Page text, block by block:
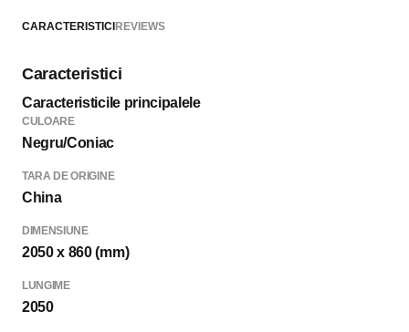
CARACTERISTICI REVIEWS
Caracteristici
Caracteristicile principalele
CULOARE
Negru/Coniac
TARA DE ORIGINE
China
DIMENSIUNE
2050 x 860 (mm)
LUNGIME
2050